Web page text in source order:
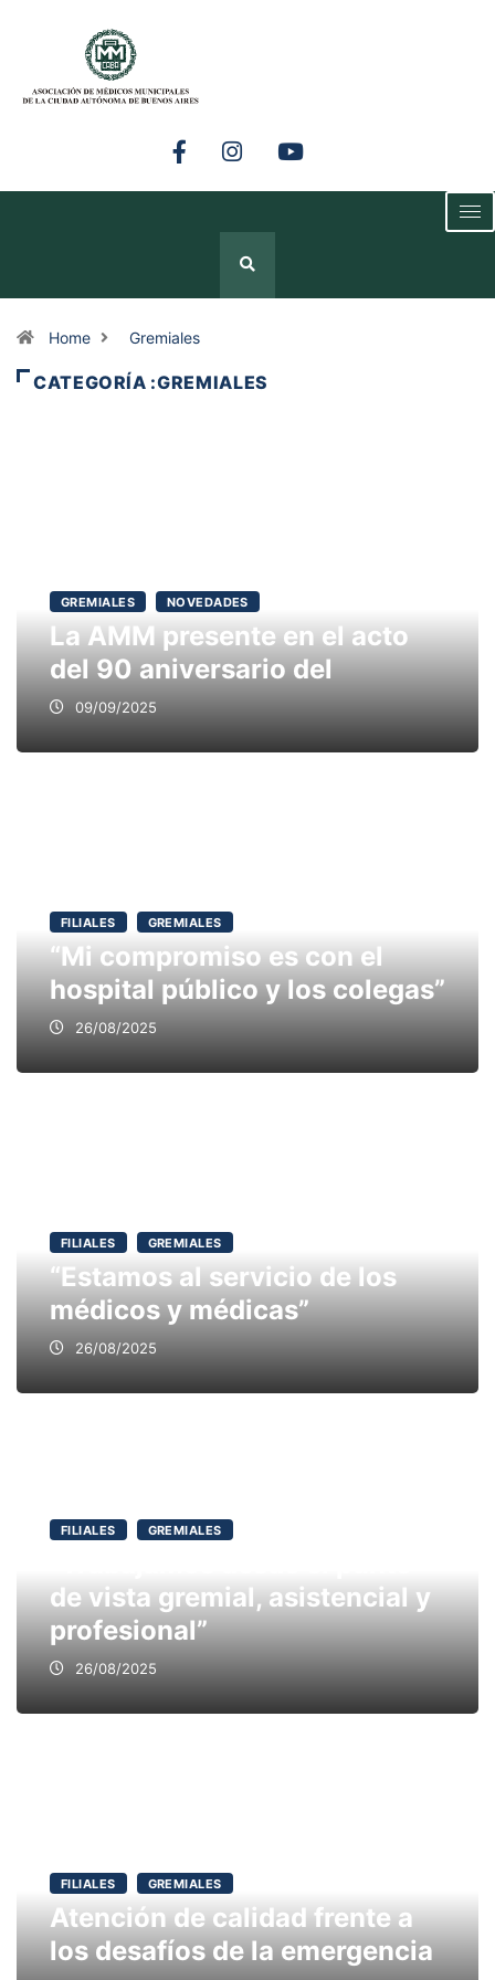
Home Gremiales
CATEGORÍA :GREMIALES
GREMIALES NOVEDADES
La AMM presente en el acto
del 90 aniversario del
09/09/2025
FILIALES GREMIALES
“Mi compromiso es con el
hospital público y los colegas”
26/08/2025
FILIALES GREMIALES
“Estamos al servicio de los
médicos y médicas”
26/08/2025
FILIALES GREMIALES
de vista gremial, asistencial y
profesional”
26/08/2025
FILIALES GREMIALES
Atención de calidad frente a
los desafíos de la emergencia